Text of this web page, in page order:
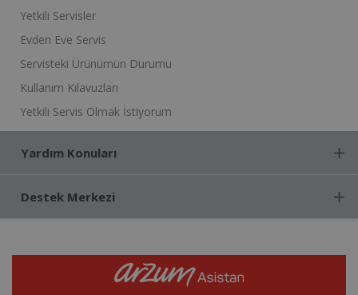
Yetkili Servisler
Evden Eve Servis
Servisteki Ürünümün Durumu
Kullanım Kılavuzları
Yetkili Servis Olmak İstiyorum
Yardım Konuları
Destek Merkezi